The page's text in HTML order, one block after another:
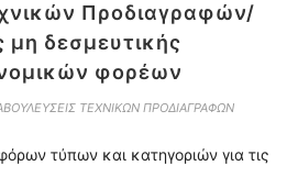
Προδιαγραφών/
δεσμευτικής
φορέων
ΤΕΧΝΙΚΩΝ ΠΡΟΔΙΑΓΡΑΦΩΝ
τύπων και κατηγοριών για τις